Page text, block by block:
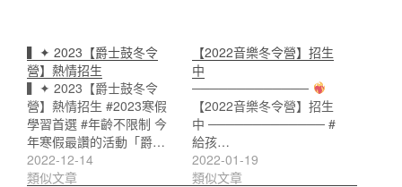
▍✦ 2023【爵士鼓冬令
營】熱情招生
▍✦ 2023【爵士鼓冬令
營】熱情招生 #2023寒假
學習首選 #年齡不限制 今
年寒假最讚的活動「爵…
2022-12-14
類似文章
【2022音樂冬令營】招生
中
─────────────
【2022音樂冬令營】招生
中 ───────────── #
給孩…
2022-01-19
類似文章